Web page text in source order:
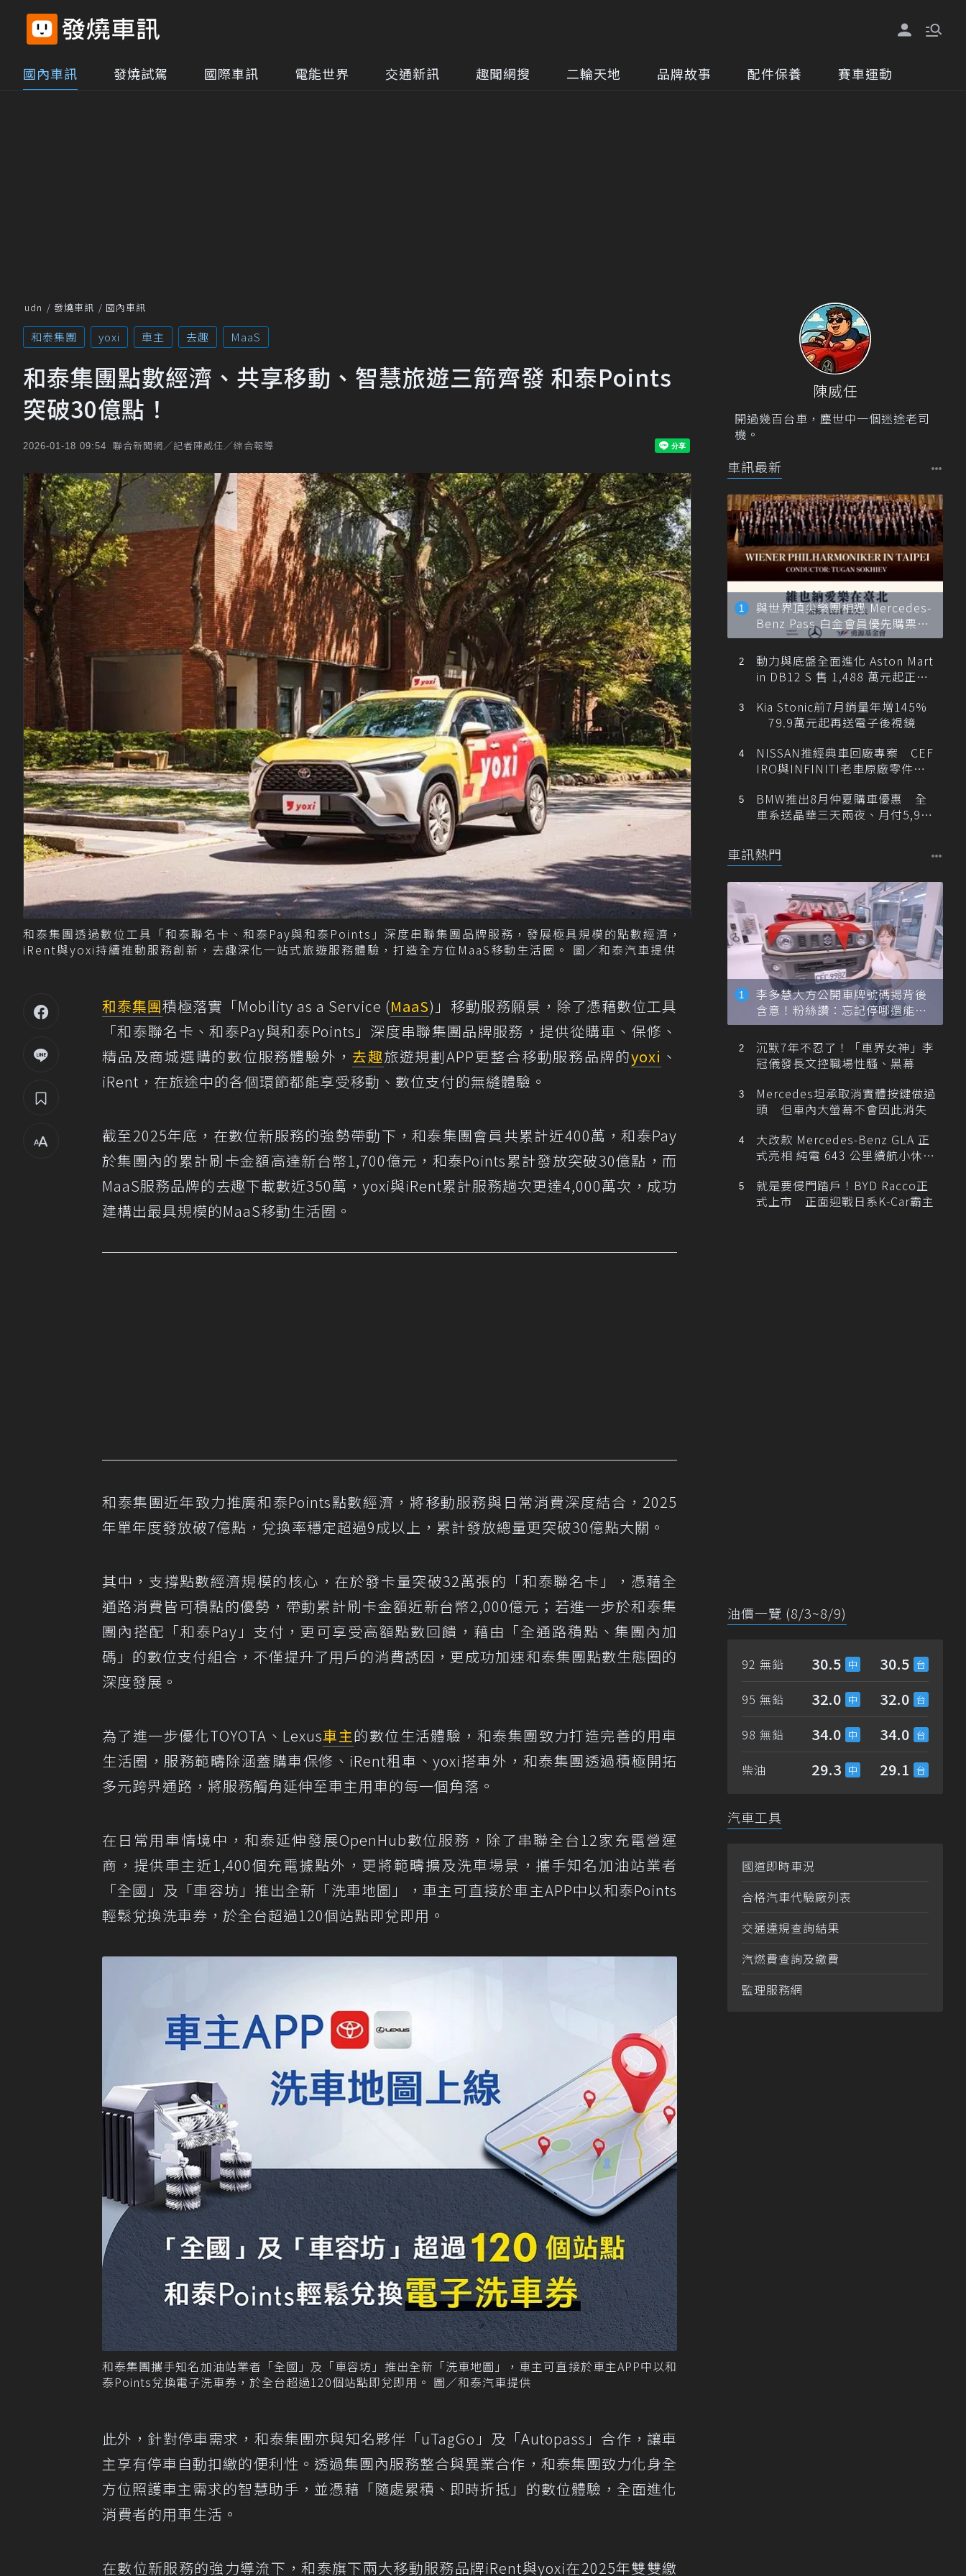
國內車訊 發燒試駕 國際車訊 電能世界 交通新訊 趣聞網搜 二輪天地 品牌故事 配件保養 賽車運動
udn 發燒車訊 國內車訊
和泰集團 yoxi 車主 去趣 MaaS
和泰集團點數經濟、共享移動、智慧旅遊三箭齊發 和泰Points
突破30億點！
2026-01-18 09:54 聯合新聞網／記者陳威任／綜合報導
和泰集團透過數位工具「和泰聯名卡、和泰Pay與和泰Points」深度串聯集團品牌服務，發展極具規模的點數經濟，
iRent與yoxi持續推動服務創新，去趣深化一站式旅遊服務體驗，打造全方位MaaS移動生活圈。 圖／和泰汽車提供
和泰集團積極落實「Mobility as a Service (MaaS)」移動服務願景，除了憑藉數位工具
「和泰聯名卡、和泰Pay與和泰Points」深度串聯集團品牌服務，提供從購車、保修、
精品及商城選購的數位服務體驗外，去趣旅遊規劃APP更整合移動服務品牌的yoxi 、
iRent，在旅途中的各個環節都能享受移動、數位支付的無縫體驗。
截至2025年底，在數位新服務的強勢帶動下，和泰集團會員共累計近400萬，和泰Pay
於集團內的累計刷卡金額高達新台幣1,700億元，和泰Points累計發放突破30億點，而
MaaS服務品牌的去趣下載數近350萬，yoxi與iRent累計服務趟次更達4,000萬次，成功
建構出最具規模的MaaS移動生活圈。
和泰集團近年致力推廣和泰Points點數經濟，將移動服務與日常消費深度結合，2025
年單年度發放破7億點，兌換率穩定超過9成以上，累計發放總量更突破30億點大關。
其中，支撐點數經濟規模的核心，在於發卡量突破32萬張的「和泰聯名卡」，憑藉全
通路消費皆可積點的優勢，帶動累計刷卡金額近新台幣2,000億元；若進一步於和泰集
團內搭配「和泰Pay」支付，更可享受高額點數回饋，藉由「全通路積點、集團內加
碼」的數位支付組合，不僅提升了用戶的消費誘因，更成功加速和泰集團點數生態圈的
深度發展。
為了進一步優化TOYOTA、Lexus車主的數位生活體驗，和泰集團致力打造完善的用車
生活圈，服務範疇除涵蓋購車保修、iRent租車、yoxi搭車外，和泰集團透過積極開拓
多元跨界通路，將服務觸角延伸至車主用車的每一個角落。
在日常用車情境中，和泰延伸發展OpenHub數位服務，除了串聯全台12家充電營運
商，提供車主近1,400個充電據點外，更將範疇擴及洗車場景，攜手知名加油站業者
「全國」及「車容坊」推出全新「洗車地圖」，車主可直接於車主APP中以和泰Points
輕鬆兌換洗車券，於全台超過120個站點即兌即用。
和泰集團攜手知名加油站業者「全國」及「車容坊」推出全新「洗車地圖」，車主可直接於車主APP中以和
泰Points兌換電子洗車券，於全台超過120個站點即兌即用。 圖／和泰汽車提供
此外，針對停車需求，和泰集團亦與知名夥伴「uTagGo」及「Autopass」合作，讓車
主享有停車自動扣繳的便利性。透過集團內服務整合與異業合作，和泰集團致力化身全
方位照護車主需求的智慧助手，並憑藉「隨處累積、即時折抵」的數位體驗，全面進化
消費者的用車生活。
在數位新服務的強力導流下，和泰旗下兩大移動服務品牌iRent與yoxi在2025年雙雙繳
陳威任
開過幾百台車，塵世中一個迷途老司
機。
車訊最新
與世界頂尖樂團相遇 Mercedes-
Benz Pass 白金會員優先購票維
也納愛樂
動力與底盤全面進化 Aston Mart
in DB12 S 售 1,488 萬元起正式
Kia Stonic前7月銷量年增145%
79.9萬元起再送電子後視鏡
NISSAN推經典車回廠專案 CEF
IRO與INFINITI老車原廠零件最
BMW推出8月仲夏購車優惠 全
車系送晶華三天兩夜、月付5,900
車訊熱門
李多慧大方公開車牌號碼揭背後
含意！粉絲讚：忘記停哪還能幫
忙找車
沉默7年不忍了！「車界女神」李
冠儀發長文控職場性騷、黑幕
Mercedes坦承取消實體按鍵做過
頭 但車內大螢幕不會因此消失
大改款 Mercedes-Benz GLA 正
式亮相 純電 643 公里續航小休
就是要侵門踏戶！BYD Racco正
式上市 正面迎戰日系K-Car霸主
油價一覽 (8/3~8/9)
92 無鉛 30.5 30.5
95 無鉛 32.0 32.0
98 無鉛 34.0 34.0
柴油 29.3 29.1
汽車工具
國道即時車況
合格汽車代驗廠列表
交通違規查詢結果
汽燃費查詢及繳費
監理服務網